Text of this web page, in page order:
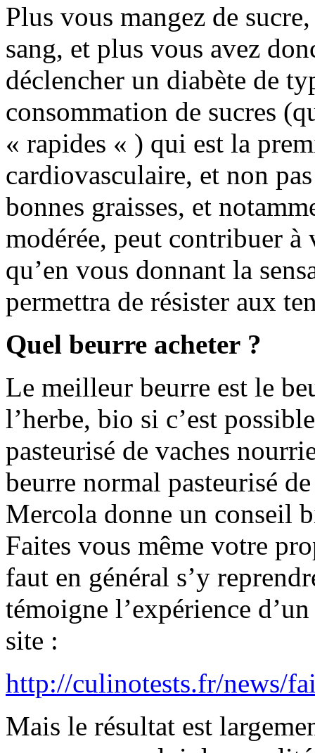
Plus vous mangez de
sang, et plus vous avez
déclencher un diabète de
consommation de sucres
« rapides « ) qui est la
cardiovasculaire, et non
bonnes graisses, et
modérée, peut contribuer
qu’en vous donnant la
permettra de résister aux
Quel beurre acheter ?
Le meilleur beurre est le
l’herbe, bio si c’est
pasteurisé de vaches
beurre normal pasteurisé
Mercola donne un conseil
Faites vous même votre
faut en général s’y
témoigne l’expérience
site :
http://culinotests.fr/news/
Mais le résultat est